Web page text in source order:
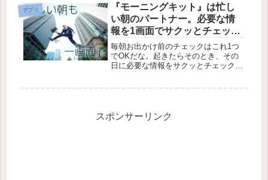
アプリ
『モーニングキット』は忙し
い朝のパートナー。必要な情
報を1画面でサクッとチェック
【Android/iPhone】
毎朝お出かけ前のチェックはこれ1つ
でOKだな。起きたらそのとき、その
日に必要な情報をサクッとチェックで
スポンサーリンク